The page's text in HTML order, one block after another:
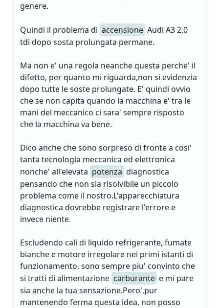
genere.
Quindi il problema di accensione Audi A3 2.0
tdi dopo sosta prolungata permane.
Ma non e' una regola neanche questa perche' il
difetto, per quanto mi riguarda,non si evidenzia
dopo tutte le soste prolungate. E' quindi ovvio
che se non capita quando la macchina e' tra le
mani del meccanico ci sara' sempre risposto
che la macchina va bene.
Dico anche che sono sorpreso di fronte a cosi'
tanta tecnologia meccanica ed elettronica
nonche' all'elevata potenza diagnostica
pensando che non sia risolvibile un piccolo
problema come il nostro.L'apparecchiatura
diagnostica dovrebbe registrare l'errore e
invece niente.
Escludendo cali di liquido refrigerante, fumate
bianche e motore irregolare nei primi istanti di
funzionamento, sono sempre piu' convinto che
si tratti di alimentazione carburante e mi pare
sia anche la tua sensazione.Pero',pur
mantenendo ferma questa idea, non posso